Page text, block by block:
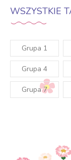
WSZYSTKIE
Grupa 1
Grupa 4
Grupa 7